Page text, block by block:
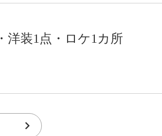
洋装1点・ロケ1カ所